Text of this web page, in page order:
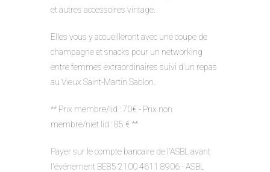
et autres accessoires vintage.
Elles vous y accueilleront avec une coupe de
champagne et snacks pour un networking
entre femmes extraordinaires suivi d'un repas
au Vieux Saint-Martin Sablon.
** Prix membre/lid : 70€ - Prix non
membre/niet lid : 85 € **
Payer sur le compte bancaire de l'ASBL avant
l'événement BE85 2100 4611 8906 - ASBL